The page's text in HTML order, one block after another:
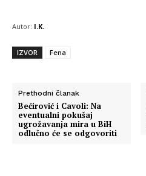
Autor: I.K.
IZVOR Fena
Prethodni članak
Bećirović i Cavoli: Na
eventualni pokušaj
ugrožavanja mira u BiH
odlučno će se odgovoriti